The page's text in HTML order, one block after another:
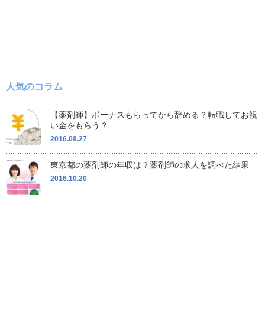
人気のコラム
【薬剤師】ボーナスもらってから辞める？転職してお祝
い金をもらう？
2016.08.27
東京都の薬剤師の年収は？薬剤師の求人を調べた結果
2016.10.20